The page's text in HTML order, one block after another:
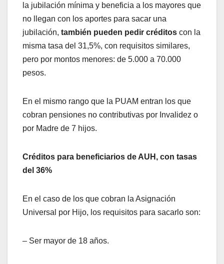
la jubilación mínima y beneficia a los mayores que
no llegan con los aportes para sacar una
jubilación, también pueden pedir créditos con la
misma tasa del 31,5%, con requisitos similares,
pero por montos menores: de 5.000 a 70.000
pesos.
En el mismo rango que la PUAM entran los que
cobran pensiones no contributivas por Invalidez o
por Madre de 7 hijos.
Créditos para beneficiarios de AUH, con tasas
del 36%
En el caso de los que cobran la Asignación
Universal por Hijo, los requisitos para sacarlo son:
– Ser mayor de 18 años.